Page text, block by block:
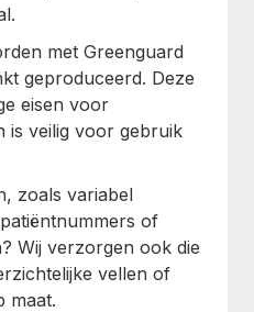
met Greenguard
geproduceerd. Deze
eisen voor
is veilig voor gebruik
zoals variabel
of
Wij verzorgen ook die
vellen of
maat.